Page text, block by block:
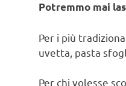
Potremmo mai
Per i più
uvetta, pasta
Per chi volesse